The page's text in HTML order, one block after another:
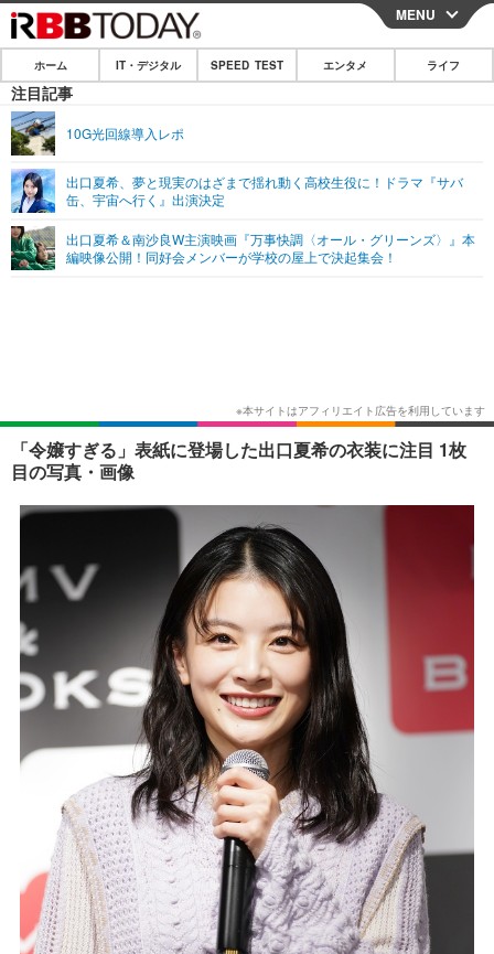
CLOSE
ホーム
IT・デジタル
ネタ
ショッピング その他
SPEED TEST
エンタメ
エンタメTOP 映画・ドラマ
ショッピング その他
ライフ
MENU
ホーム IT・デジタル SPEED TEST エンタメ ライフ
注目記事
10G光回線導入レポ
出口夏希、夢と現実のはざまで揺れ動く高校生役に！ドラマ『サバ
缶、宇宙へ行く』出演決定
出口夏希＆南沙良W主演映画『万事快調〈オール・グリーンズ〉』本
編映像公開！同好会メンバーが学校の屋上で決起集会！
「令嬢すぎる」表紙に登場した出口夏希の衣装に注目 1枚
目の写真・画像